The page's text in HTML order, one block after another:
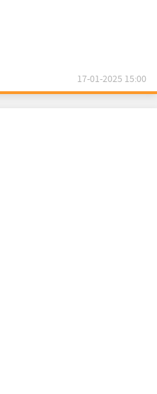
17-01-2025 15:00